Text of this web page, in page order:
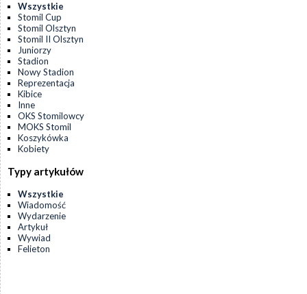
Wszystkie
Stomil Cup
Stomil Olsztyn
Stomil II Olsztyn
Juniorzy
Stadion
Nowy Stadion
Reprezentacja
Kibice
Inne
OKS Stomilowcy
MOKS Stomil
Koszykówka
Kobiety
Typy artykułów
Wszystkie
Wiadomość
Wydarzenie
Artykuł
Wywiad
Felieton